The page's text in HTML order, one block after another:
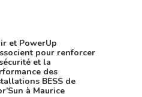
et PowerUp
pour renforcer
et la
des
BESS de
à Maurice